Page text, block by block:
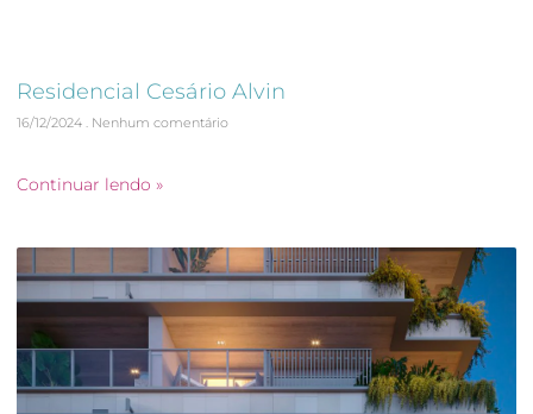
Residencial Cesário Alvin
16/12/2024 Nenhum comentário
Continuar lendo »